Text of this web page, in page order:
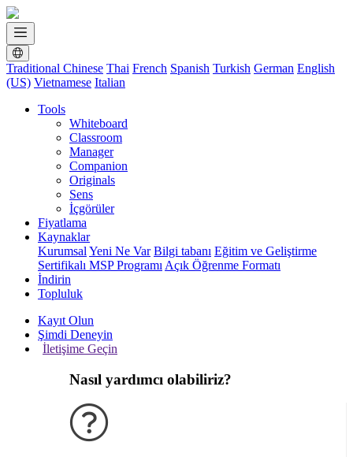
Traditional Chinese Thai French Spanish Turkish German English
(US) Vietnamese Italian
Tools
Whiteboard
Classroom
Manager
Companion
Originals
Sens
İçgörüler
Fiyatlama
Kaynaklar
Kurumsal Yeni Ne Var Bilgi tabanı Eğitim ve Geliştirme
Sertifikalı MSP Programı Açık Öğrenme Formatı
İndirin
Topluluk
Kayıt Olun
Şimdi Deneyin
İletişime Geçin
Nasıl yardımcı olabiliriz?